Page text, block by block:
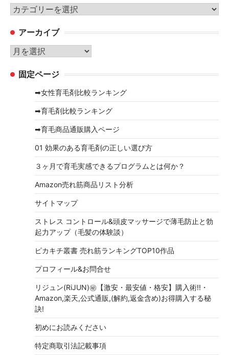
カ
ゴ
リ
ー
アーカイブ
ア
カ 固定ページ
➡女性育毛剤比較ランキング
➡育毛剤比較ランキング
➡育毛商品通販購入ページ
01 効果のある育毛剤の正しい選び方
３ヶ月で育毛実感できるプログラムとは何か？
Amazon売れ筋商品リスト分析
サイトマップ
ストレス コントロール&頭皮マッサージで薄毛防止と勃
起力アップ（毛髪の体験談）
ピカキチ叢書 売れ筋ランキングTOP10作品
プロフィール&お問合せ
リジュン(RiJUN)㊙【激安・最安値・格安】購入術!!・
Amazon,楽天,公式通販,(解約,返金含め)お得購入する秘
訣!
初めにお読みください
特定商取引法記載事項